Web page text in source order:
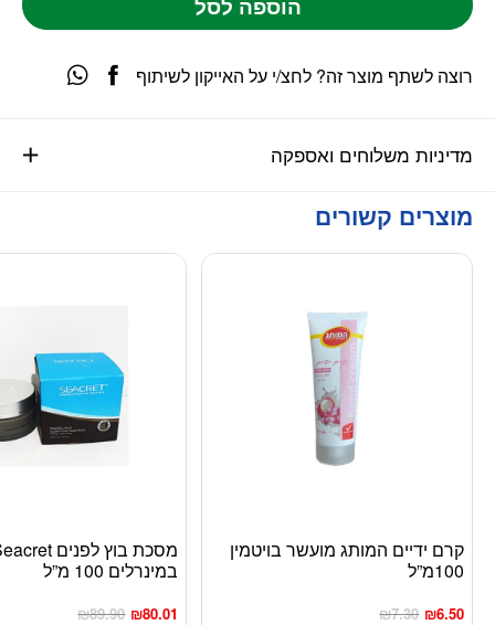
הוספה לסל
מדיניות משלוחים ואספקה
רוצה לשתף מוצר זה? לחצ/י על האייקון לשיתוף
מוצרים קשורים
קרם ידיים המותג מועשר בויטמין
100מ”ל
₪7.30 ₪6.50
במינרלים 100 מ”ל
₪89.90 ₪80.01